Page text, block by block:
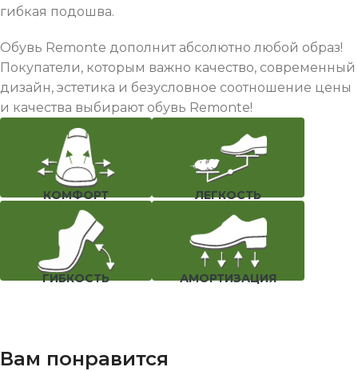
гибкая подошва.
Обувь Remonte дополнит абсолютно любой образ!
Покупатели, которым важно качество, современный
дизайн, эстетика и безусловное соотношение цены
и качества выбирают обувь Remonte!
КОМФОРТ ЛЕГКОСТЬ
ГИБКОСТЬ АМОРТИЗАЦИЯ
Вам понравится